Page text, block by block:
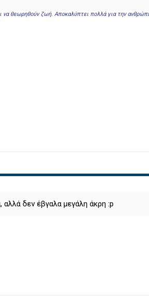
να θεωρηθούν ζωή. Αποκαλύπτει πολλά για την
δεν έβγαλα μεγάλη άκρη :p